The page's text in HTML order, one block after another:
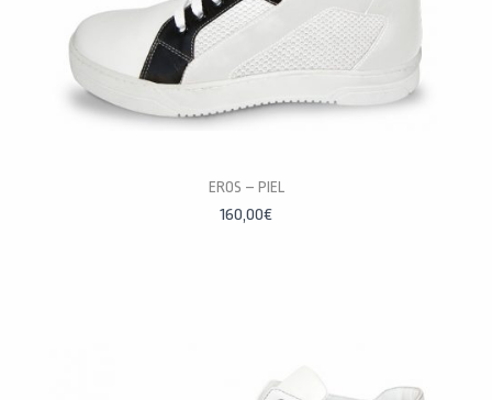
PERSONALÍZALAS
EROS – PIEL
160,00€